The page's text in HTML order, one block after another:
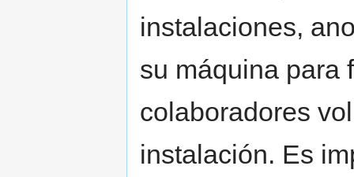
instalaciones,
su máquina para
colaboradores
instalación. Es